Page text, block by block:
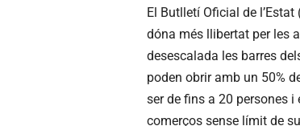
El Butlletí Oficial de
dóna més llibertat per les
desescalada les barres
poden obrir amb un 50%
ser de fins a 20 persones
comerços sense límit de